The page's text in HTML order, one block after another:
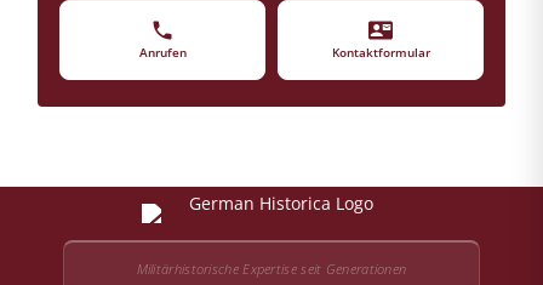
Anrufen Kontaktformular
Militärhistorische Expertise seit Generationen